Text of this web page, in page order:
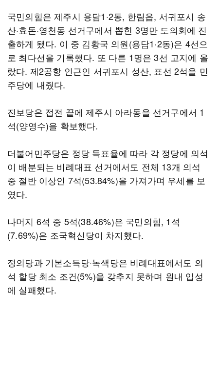
국민의힘은 제주시 용담1·2동, 한림읍, 서귀포시 송
산·효돈·영천동 선거구에서 뽑힌 3명만 도의회에 진
출하게 됐다. 이 중 김황국 의원(용담1·2동)은 4선으
로 최다선을 기록했다. 또 다른 1명은 3선 고지에 올
랐다. 제2공항 인근인 서귀포시 성산, 표선 2석을 민
주당에 내줬다.
진보당은 접전 끝에 제주시 아라동을 선거구에서 1
석(양영수)을 확보했다.
더불어민주당은 정당 득표율에 따라 각 정당에 의석
이 배분되는 비례대표 선거에서도 전체 13개 의석
중 절반 이상인 7석(53.84%)을 가져가며 우세를 보
였다.
나머지 6석 중 5석(38.46%)은 국민의힘, 1석
(7.69%)은 조국혁신당이 차지했다.
정의당과 기본소득당·녹색당은 비례대표에서도 의
석 할당 최소 조건(5%)을 갖추지 못하며 원내 입성
에 실패했다.